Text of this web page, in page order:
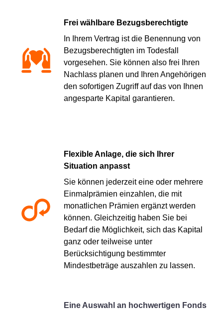
Frei wählbare Bezugsberechtigte
In Ihrem Vertrag ist die Benennung von
Bezugsberechtigten im Todesfall
vorgesehen. Sie können also frei Ihren
Nachlass planen und Ihren Angehörigen
den sofortigen Zugriff auf das von Ihnen
angesparte Kapital garantieren.
Flexible Anlage, die sich Ihrer
Situation anpasst
Sie können jederzeit eine oder mehrere
Einmalprämien einzahlen, die mit
monatlichen Prämien ergänzt werden
können. Gleichzeitig haben Sie bei
Bedarf die Möglichkeit, sich das Kapital
ganz oder teilweise unter
Berücksichtigung bestimmter
Mindestbeträge auszahlen zu lassen.
Eine Auswahl an hochwertigen Fonds